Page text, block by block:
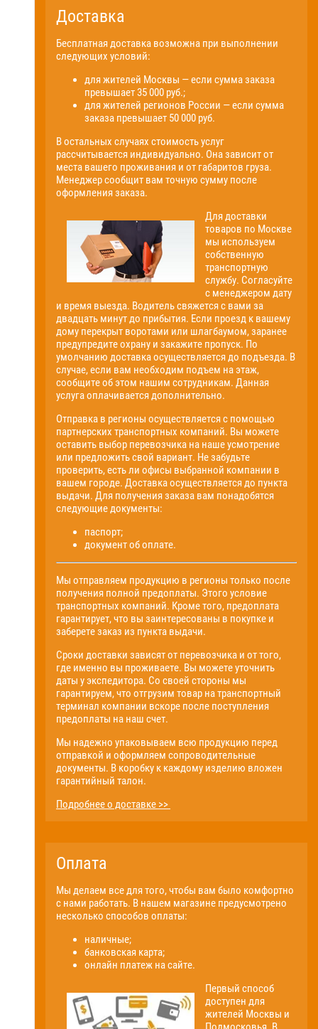
Доставка
Бесплатная доставка возможна при выполнении
следующих условий:
для жителей Москвы — если сумма заказа
превышает 35 000 руб.;
для жителей регионов России — если сумма
заказа превышает 50 000 руб.
В остальных случаях стоимость услуг
рассчитывается индивидуально. Она зависит от
места вашего проживания и от габаритов груза.
Менеджер сообщит вам точную сумму после
оформления заказа.
Для доставки
товаров по Москве
мы используем
собственную
транспортную
службу. Согласуйте
с менеджером дату
и время выезда. Водитель свяжется с вами за
двадцать минут до прибытия. Если проезд к вашему
дому перекрыт воротами или шлагбаумом, заранее
предупредите охрану и закажите пропуск. По
умолчанию доставка осуществляется до подъезда. В
случае, если вам необходим подъем на этаж,
сообщите об этом нашим сотрудникам. Данная
услуга оплачивается дополнительно.
Отправка в регионы осуществляется с помощью
партнерских транспортных компаний. Вы можете
оставить выбор перевозчика на наше усмотрение
или предложить свой вариант. Не забудьте
проверить, есть ли офисы выбранной компании в
вашем городе. Доставка осуществляется до пункта
выдачи. Для получения заказа вам понадобятся
следующие документы:
паспорт;
документ об оплате.
Мы отправляем продукцию в регионы только после
получения полной предоплаты. Этого условие
транспортных компаний. Кроме того, предоплата
гарантирует, что вы заинтересованы в покупке и
заберете заказ из пункта выдачи.
Сроки доставки зависят от перевозчика и от того,
где именно вы проживаете. Вы можете уточнить
даты у экспедитора. Со своей стороны мы
гарантируем, что отгрузим товар на транспортный
терминал компании вскоре после поступления
предоплаты на наш счет.
Мы надежно упаковываем всю продукцию перед
отправкой и оформляем сопроводительные
документы. В коробку к каждому изделию вложен
гарантийный талон.
Подробнее о доставке >>
Оплата
Мы делаем все для того, чтобы вам было комфортно
с нами работать. В нашем магазине предусмотрено
несколько способов оплаты:
наличные;
банковская карта;
онлайн платеж на сайте.
Первый способ
доступен для
жителей Москвы и